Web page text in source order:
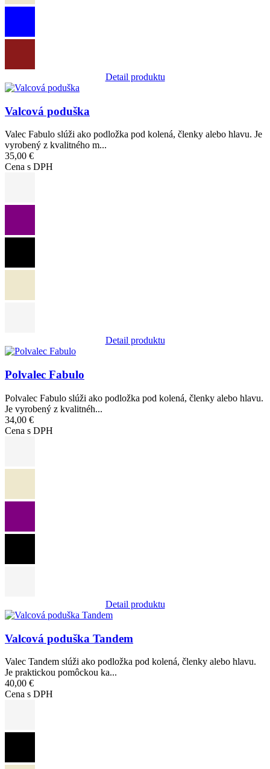
Detail produktu
Obrázok
Valcová poduška
Valec Fabulo slúži ako podložka pod kolená, členky alebo hlavu. Je
vyrobený z kvalitného m...
35,00 €
Cena s DPH
Detail produktu
Obrázok
Polvalec Fabulo
Polvalec Fabulo slúži ako podložka pod kolená, členky alebo hlavu.
Je vyrobený z kvalitnéh...
34,00 €
Cena s DPH
Detail produktu
Obrázok
Valcová poduška Tandem
Valec Tandem slúži ako podložka pod kolená, členky alebo hlavu.
Je praktickou pomôckou ka...
40,00 €
Cena s DPH